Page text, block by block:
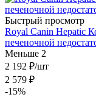
Быстрый просмотр
Royal Canin Hepatic
печеночной
Меньше 2
2 192 ₽/шт
2 579 ₽
-15%